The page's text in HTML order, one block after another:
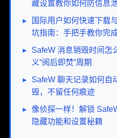
藏设置教你如何防信息
▸
国际用户如何快速下载
坑指南：手把手教你完
▸
SafeW 消息销毁时间怎
义“阅后即焚”周期
▸
SafeW 聊天记录如何自
毁，不留任何痕迹
▸ 像侦探一样！解锁
隐藏功能和设置秘籍